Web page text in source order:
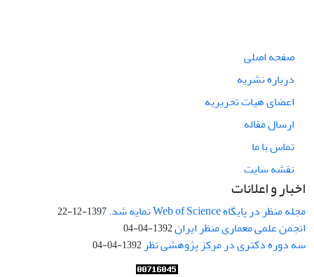
صفحه اصلی
درباره نشریه
اعضای هیات تحریریه
ارسال مقاله
تماس با ما
نقشه سایت
اخبار و اعلانات
مجله منظر در پایگاه Web of Science نمایه شد. 1397-12-22
انجمن علمی معماری منظر ایران1392-04-04
سه دوره دکتری در مرکز پژوهشی نظر 1392-04-04